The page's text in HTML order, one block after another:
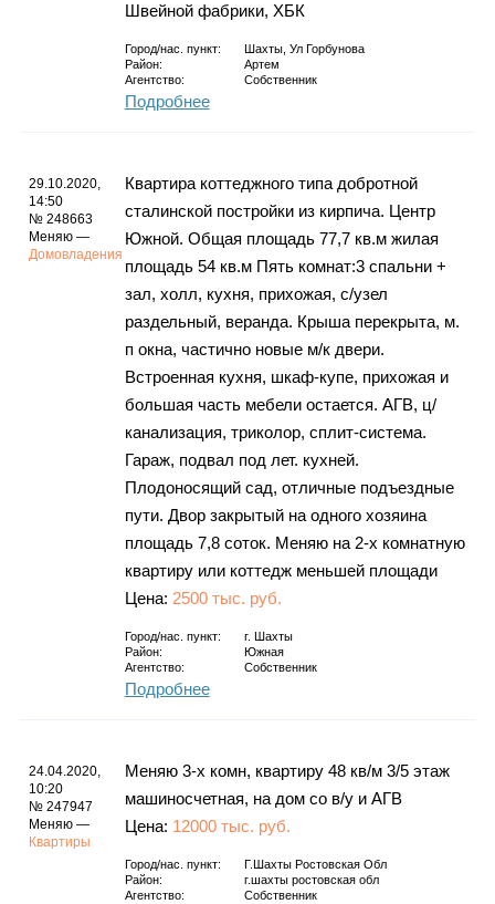
Гороскоп
Фотогалерея
Швейной фабрики, ХБК
Город/нас. пункт:
Шахты, Ул Горбунова
Район:
Артем
Агентство:
Собственник
Подробнее
29.10.2020,
14:50
№ 248663
Меняю —
Домовладения
Квартира коттеджного типа добротной
сталинской постройки из кирпича. Центр
Южной. Общая площадь 77,7 кв.м жилая
площадь 54 кв.м Пять комнат:3 спальни +
зал, холл, кухня, прихожая, с/узел
раздельный, веранда. Крыша перекрыта, м.
п окна, частично новые м/к двери.
Встроенная кухня, шкаф-купе, прихожая и
большая часть мебели остается. АГВ, ц/
канализация, триколор, сплит-система.
Гараж, подвал под лет. кухней.
Плодоносящий сад, отличные подъездные
пути. Двор закрытый на одного хозяина
площадь 7,8 соток. Меняю на 2-х комнатную
квартиру или коттедж меньшей площади
Цена: 2500 тыс. руб.
Город/нас. пункт: г.
Шахты
Район:
Южная
Агентство:
Собственник
Подробнее
24.04.2020,
10:20
№ 247947
Меняю —
Квартиры
Меняю 3-х комн, квартиру 48 кв/м 3/5 этаж
машиносчетная, на дом со в/у и АГВ
Цена: 12000 тыс. руб.
Город/нас. пункт:
Г.шахты Ростовская Обл
Район:
г.шахты ростовская обл
Агентство:
Собственник